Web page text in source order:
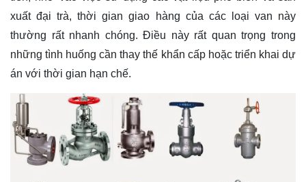
xuất đại trà, thời gian giao hàng của các loại van này
thường rất nhanh chóng. Điều này rất quan trọng trong
những tình huống cần thay thế khẩn cấp hoặc triển khai dự
án với thời gian hạn chế.